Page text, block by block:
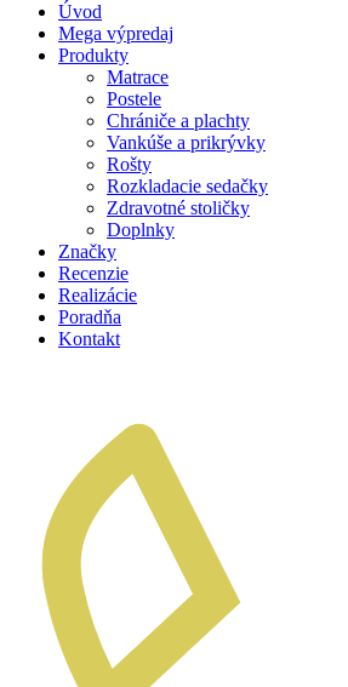
Úvod
Mega výpredaj
Produkty
Matrace
Postele
Chrániče a plachty
Vankúše a prikrývky
Rošty
Rozkladacie sedačky
Zdravotné stoličky
Doplnky
Značky
Recenzie
Realizácie
Poradňa
Kontakt